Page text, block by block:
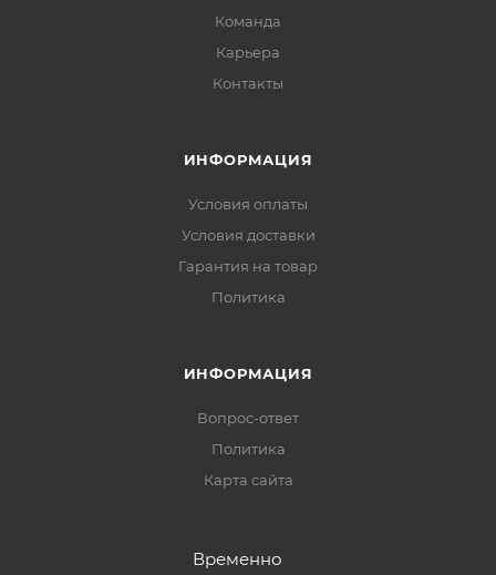
Команда
Карьера
Контакты
ИНФОРМАЦИЯ
Условия оплаты
Условия доставки
Гарантия на товар
Политика
ИНФОРМАЦИЯ
Вопрос-ответ
Политика
Карта сайта
Временно